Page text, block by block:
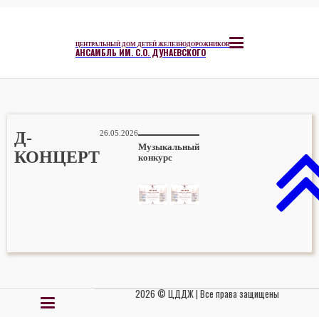
ЦЕНТРАЛЬНЫЙ ДОМ ДЕТЕЙ ЖЕЛЕЗНОДОРОЖНИКОВ
АНСАМБЛЬ ИМ. С.О. ДУНАЕВСКОГО
Д-
КОНЦЕРТ
26.05.2026
Музыкальный
конкурс
2026 © ЦДДЖ | Все права защищены